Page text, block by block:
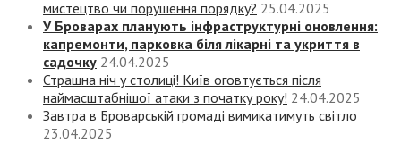
мистецтво чи порушення порядку? 25.04.2025
У Броварах планують інфраструктурні оновлення:
капремонти, парковка біля лікарні та укриття в
садочку 24.04.2025
Страшна ніч у столиці! Київ оговтується після
наймасштабнішої атаки з початку року! 24.04.2025
Завтра в Броварській громаді вимикатимуть світло
23.04.2025